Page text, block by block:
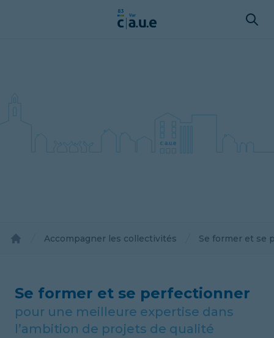
Accompagner les collectivités Se former et se
Se former et se perfectionner
pour une meilleure expertise dans
l’ambition de projets de qualité